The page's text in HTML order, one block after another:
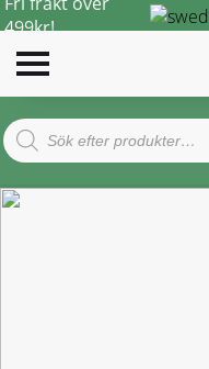
499kr!
Products
search